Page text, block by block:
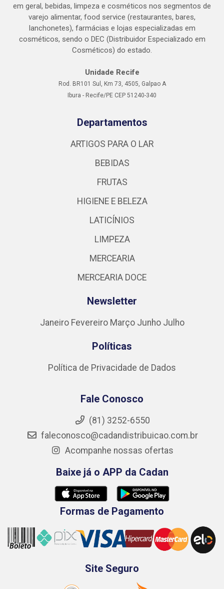
em geral, bebidas, limpeza e cosméticos nos segmentos de
varejo alimentar, food service (restaurantes, bares,
lanchonetes), farmácias e lojas especializadas em
cosméticos, sendo o DEC (Distribuidor Especializado em
Cosméticos) do estado.
Unidade Recife
Rod. BR101 Sul, Km 73, 4505, Galpao A
Ibura - Recife/PE CEP 51240-340
Departamentos
ARTIGOS PARA O LAR
BEBIDAS
FRUTAS
HIGIENE E BELEZA
LATICÍNIOS
LIMPEZA
MERCEARIA
MERCEARIA DOCE
Newsletter
Janeiro Fevereiro Março Junho Julho
Políticas
Política de Privacidade de Dados
Fale Conosco
(81) 3252-6550
faleconosco@cadandistribuicao.com.br
Acompanhe nossas ofertas
Baixe já o APP da Cadan
Formas de Pagamento
Site Seguro